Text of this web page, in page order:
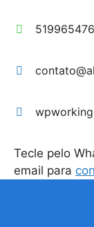
wpworking
Tecle pelo
email para